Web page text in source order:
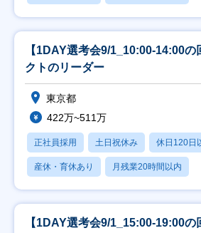
【1DAY選考会9/1_10:00-14:00の
クトのリーダー
東京都
422万~511万
正社員採用 土日祝休み 休日120日
産休・育休あり 月残業20時間以内
【1DAY選考会9/1_15:00-19:00の